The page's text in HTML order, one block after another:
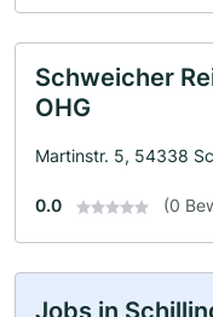
Schweicher
OHG
Martinstr. 5, 54338
0.0 (0
Jobs in